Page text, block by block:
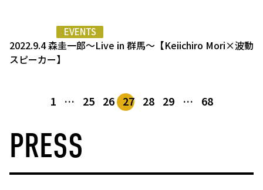
EVENTS
2022.9.4 森圭一郎～Live in 群馬～【Keiichiro Mori×波動
スピーカー】
1 … 25 26 27 28 29 … 68
PRESS